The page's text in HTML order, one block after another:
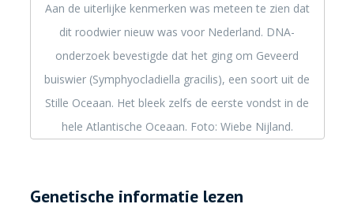
Aan de uiterlijke kenmerken was meteen te zien dat
dit roodwier nieuw was voor Nederland. DNA-
onderzoek bevestigde dat het ging om Geveerd
buiswier (Symphyocladiella gracilis), een soort uit de
Stille Oceaan. Het bleek zelfs de eerste vondst in de
hele Atlantische Oceaan. Foto: Wiebe Nijland.
Genetische informatie lezen